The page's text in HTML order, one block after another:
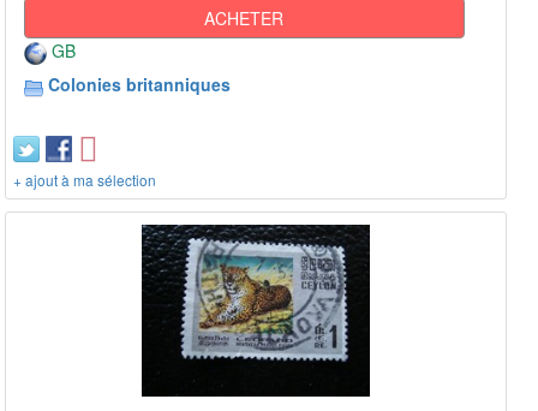
ACHETER
GB
Colonies britanniques
+ ajout à ma sélection